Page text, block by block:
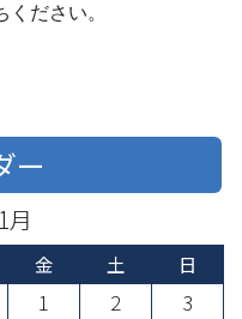
ださい。
ー
月
金 土 日
1 2
3